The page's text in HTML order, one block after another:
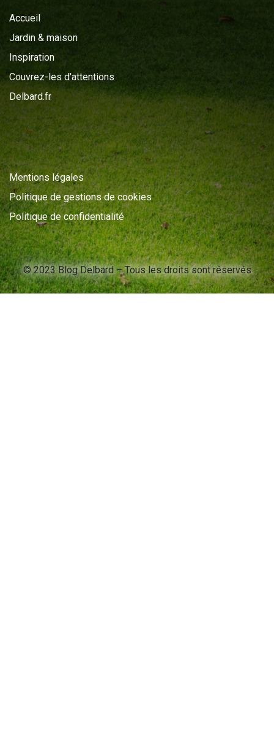
Accueil
Jardin & maison
Inspiration
Couvrez-les d'attentions
Delbard.fr
Mentions légales
Politique de gestions de cookies
Politique de confidentialité
© 2023 Blog Delbard – Tous les droits sont réservés